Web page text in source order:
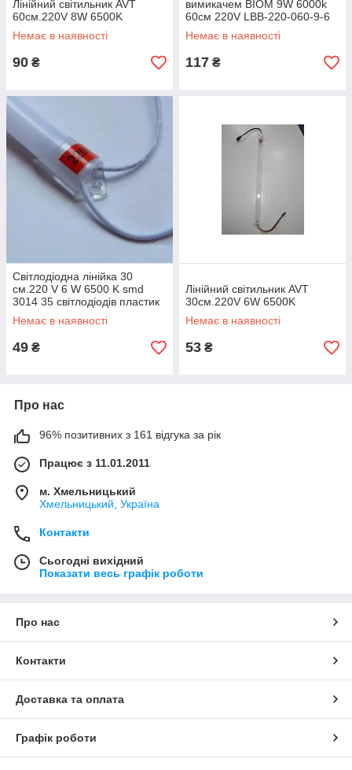
Лінійний світильник AVT
60см.220V 8W 6500K
Немає в наявності
90 ₴
вимикачем ВІОМ 9W 6000k
60cм 220V LBB-220-060-9-6
Немає в наявності
117 ₴
Світлодіодна лінійка 30
см.220 V 6 W 6500 K smd
3014 35 світлодіодів пластик
матовий
Немає в наявності
49 ₴
Лінійний світильник AVT
30см.220V 6W 6500K
Немає в наявності
53 ₴
Про нас
96% позитивних з 161 відгука за рік
Працює з 11.01.2011
м. Хмельницький
Хмельницький, Україна
Контакти
Сьогодні вихідний
Показати весь графік роботи
Про нас
Контакти
Доставка та оплата
Графік роботи